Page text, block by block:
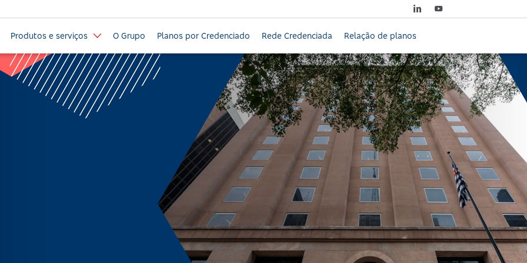
Produtos e serviços O Grupo Planos por Credenciado Rede Credenciada Relação de planos